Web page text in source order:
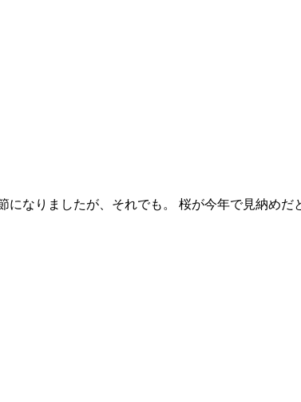
なりましたが、それでも。 桜が今年で見納めだ